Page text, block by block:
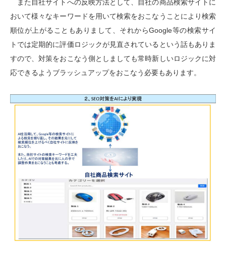
また自社サイトへの反映方法として、自社の商品検索サイトに
おいて様々なキーワードを用いて検索をおこなうことにより検索
順位が上がることもありまして、それからGoogle等の検索サイ
トでは定期的に評価ロジックが見直されているという話もありま
すので、対策をおこなう側としましても常時新しいロジックに対
応できるようブラッシュアップをおこなう必要もあります。